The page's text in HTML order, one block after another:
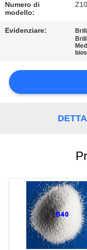
CONTATTICI
RICHIEDA
UNA
CITAZIONE
SITO
POLITICA
SULLA
PRIVACY
Numero di
modello:
Evidenziare: